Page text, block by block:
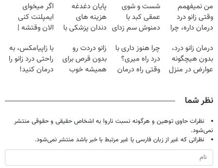
من نمیفهمم
وقتی زانو درد
درمان داره، چرا
تحمل میکنی؟❗
شست و شوی
عمقی کبد با
دمنوش سم زدای
پایان دغدغه
هزینه های
دندان پزشکی با
خانگی
اگر میخوای
ایمپلنت کنی
الان وقتشه |
میلیون تومان!!!
درمان زانو درد،
بدون هیچگونه
عوارض در منزل
چرا هنوز داری با
درد راه میری؟
وقتی راه درمان
زانو دردت رو
بدون قرص برای
همیشه خوب
با زاپیامکس، به
راحتی درد زانو را
درمان کنید!
نظر شما
نظرات حاوی توهین و هرگونه نسبت ناروا به اشخاص حقیقی و حقوقی منتشر
نمی‌شود.
نظراتی که غیر از زبان فارسی یا غیر مرتبط با خبر باشد منتشر نمی‌شود.